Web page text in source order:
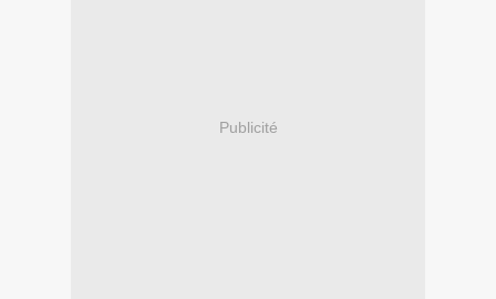
Publicité